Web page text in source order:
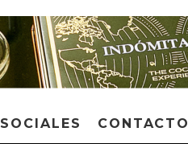
SOCIALES CONTACTO